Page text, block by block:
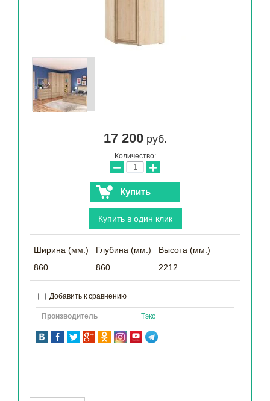
17 200руб.
Количество:
− +
Купить
Купить в один клик
Ширина (мм.) Глубина (мм.)
Высота (мм.)
860
860 2212
Добавить к сравнению
Производитель Тэкс